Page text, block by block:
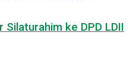
Silaturahim ke DPD LDII